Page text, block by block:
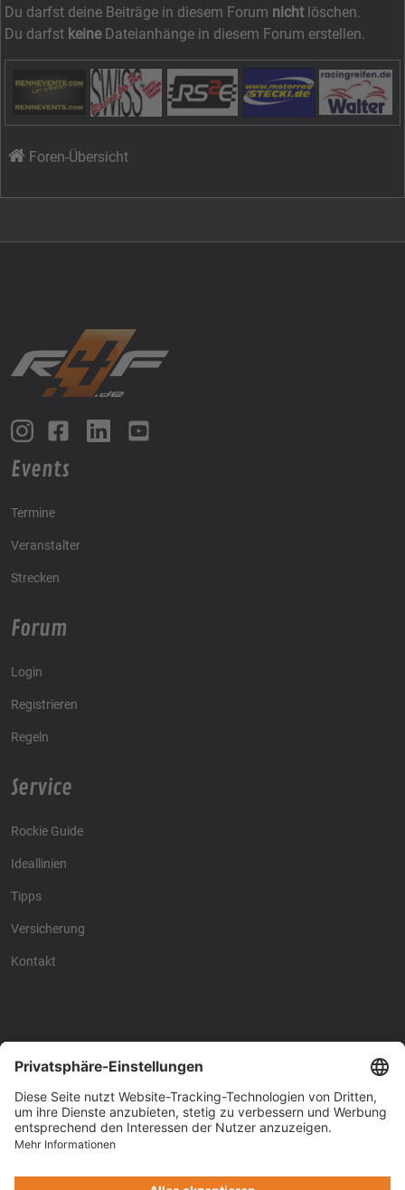
Du darfst deine Beiträge in diesem Forum nicht löschen.
Du darfst keineDateianhänge in diesem Forum erstellen.
Foren-Übersicht
Events
Termine
Veranstalter
Strecken
Forum
Login
Registrieren
Regeln
Service
Rockie Guide
Ideallinien
Tipps
Versicherung
Kontakt
Racing4fun - Alles über
Racing4fun - Alles über